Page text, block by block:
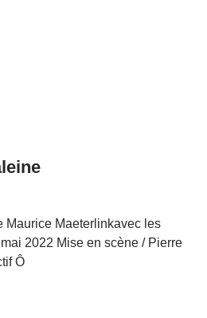
Maurice Maeterlinkavec les
2022 Mise en scène / Pierre
Ô